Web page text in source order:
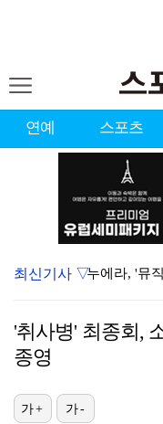
연예 스포츠
최신기사 ▽
'취사병' 최종회,
종영
가+ 가-